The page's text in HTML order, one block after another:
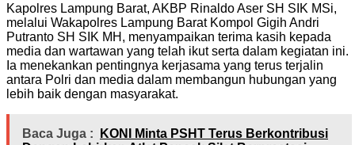
Kapolres Lampung Barat, AKBP Rinaldo Aser SH SIK MSi,
melalui Wakapolres Lampung Barat Kompol Gigih Andri
Putranto SH SIK MH, menyampaikan terima kasih kepada
media dan wartawan yang telah ikut serta dalam kegiatan ini.
Ia menekankan pentingnya kerjasama yang terus terjalin
antara Polri dan media dalam membangun hubungan yang
lebih baik dengan masyarakat.
Baca Juga :
KONI Minta PSHT Terus Berkontribusi